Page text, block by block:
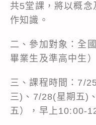
共5堂課，將以概
作知識。
二、參加對象：全
畢業生及準高中生）
三、課程時間：7/
三)、7/28(星期五)
五），早上10:00-